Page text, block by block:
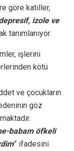
göre katiller,
izole ve
tanımlanıyor.
işlerini
kötü
ve çocukların
göz
babam öfkeli
” ifadesini